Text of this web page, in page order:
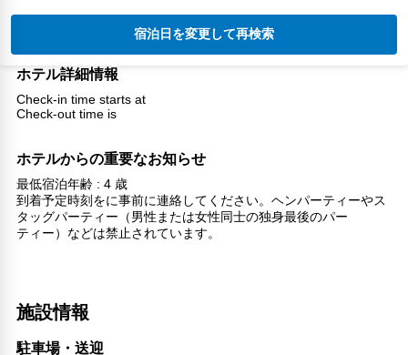
宿泊日を変更して再検索
ホテル詳細情報
Check-in time starts at
Check-out time is
ホテルからの重要なお知らせ
最低宿泊年齢 : 4 歳
到着予定時刻をに事前に連絡してください。ヘンパーティーやス
タッグパーティー（男性または女性同士の独身最後のパー
ティー）などは禁止されています。
施設情報
駐車場・送迎